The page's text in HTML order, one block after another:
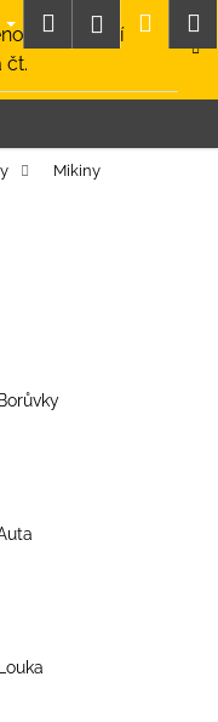
a odesílání
čt.
HledatPřihlášení
Mikiny